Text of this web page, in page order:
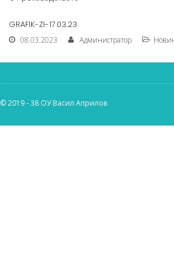
GRAFIK-ZI-17.03.23
08.03.2023
Администратор
© 2019 - 38 ОУ Васил Априлов